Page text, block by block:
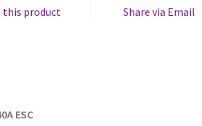
this product Share via Email
ESC